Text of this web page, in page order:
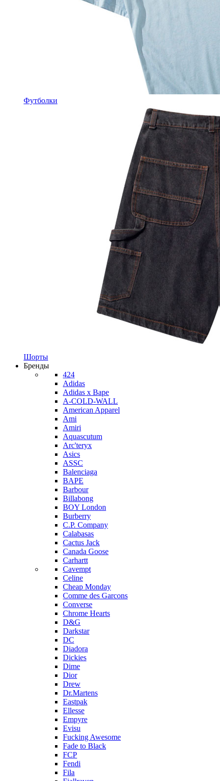
Футболки
Шорты
Бренды
424
Adidas
Adidas x Bape
A-COLD-WALL
American Apparel
Ami
Amiri
Aquascutum
Arc'teryx
Asics
ASSC
Balenciaga
BAPE
Barbour
Billabong
BOY London
Burberry
C.P. Company
Calabasas
Cactus Jack
Canada Goose
Carhartt
Cavempt
Celine
Cheap Monday
Comme des Garcons
Converse
Chrome Hearts
D&G
Darkstar
DC
Diadora
Dickies
Dime
Dior
Drew
Dr.Martens
Eastpak
Ellesse
Empyre
Evisu
Fucking Awesome
Fade to Black
FCP
Fendi
Fila